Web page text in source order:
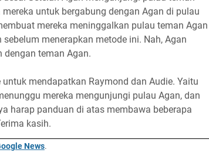
untuk bergabung dengan Agan di pulau
mereka meninggalkan pulau teman Agan
menerapkan metode ini. Nah, Agan
dengan teman Agan.
mendapatkan Raymond dan Audie. Yaitu
mereka mengunjungi pulau Agan, dan
harap panduan di atas membawa beberapa
kasih.
News.